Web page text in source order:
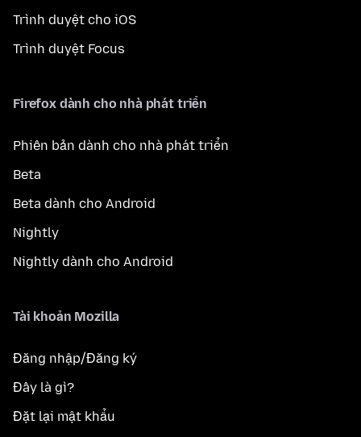
Trình duyệt cho iOS
Trình duyệt Focus
Firefox dành cho nhà phát triển
Phiên bản dành cho nhà phát triển
Beta
Beta dành cho Android
Nightly
Nightly dành cho Android
Tài khoản Mozilla
Đăng nhập/Đăng ký
Đây là gì?
Đặt lại mật khẩu